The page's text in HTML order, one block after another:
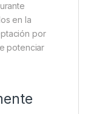
en la
por
potenciar